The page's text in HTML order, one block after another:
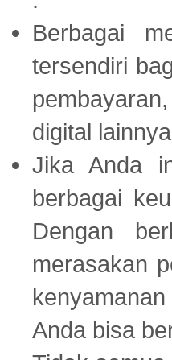
Berbagai
tersendiri
digital
Jika Anda
berbagai
Dengan
merasakan
Anda bisa